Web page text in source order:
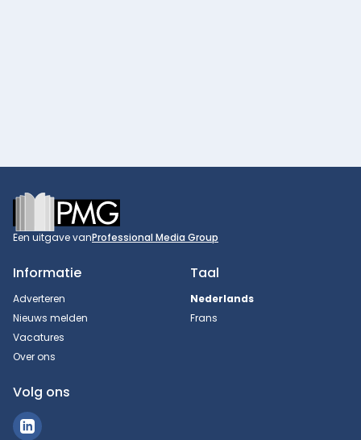
Footer
Een uitgave vanProfessional Media Group
Informatie
Adverteren
Nieuws melden
Vacatures
Over ons
Taal
Nederlands
Frans
Volg ons